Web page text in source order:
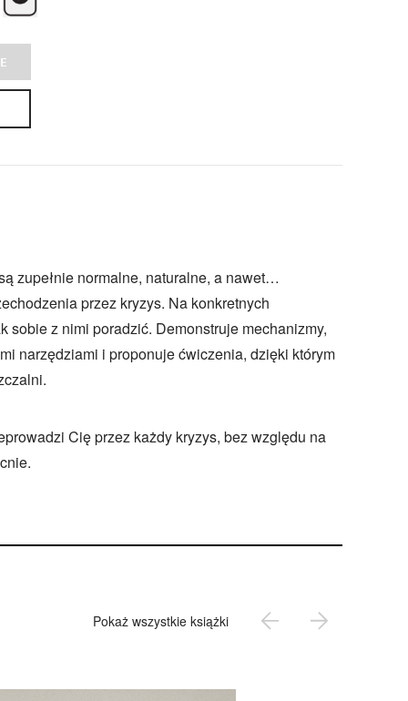
zupełnie normalne, naturalne, a nawet…
przez kryzys. Na konkretnych
sobie z nimi poradzić. Demonstruje mechanizmy,
narzędziami i proponuje ćwiczenia, dzięki którym
Cię przez każdy kryzys, bez względu na
Pokaż wszystkie książki